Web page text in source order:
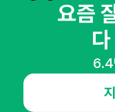
공지사항
요즘
6.4